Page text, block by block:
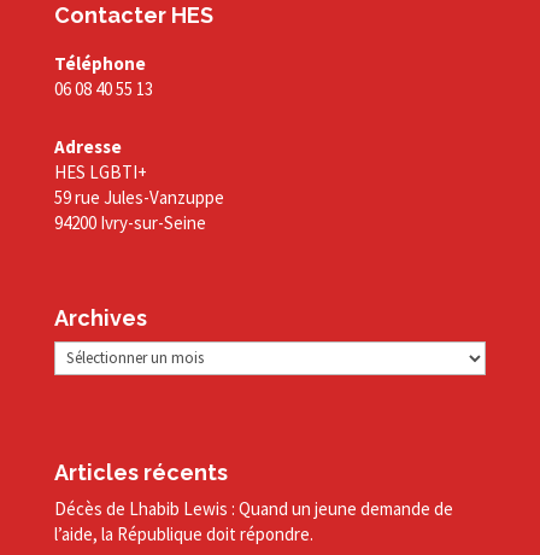
Contacter HES
Téléphone
06 08 40 55 13
Adresse
HES LGBTI+
59 rue Jules-Vanzuppe
94200 Ivry-sur-Seine
Archives
Archives
Articles récents
Décès de Lhabib Lewis : Quand un jeune demande de
l’aide, la République doit répondre.